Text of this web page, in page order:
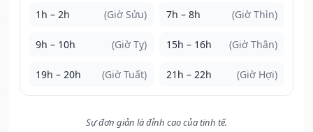
1h – 2h (Giờ Sửu) 7h – 8h (Giờ Thìn)
9h – 10h (Giờ Tỵ) 15h – 16h (Giờ Thân)
19h – 20h (Giờ Tuất) 21h – 22h (Giờ Hợi)
Sự đơn giản là đỉnh cao của tinh tế.